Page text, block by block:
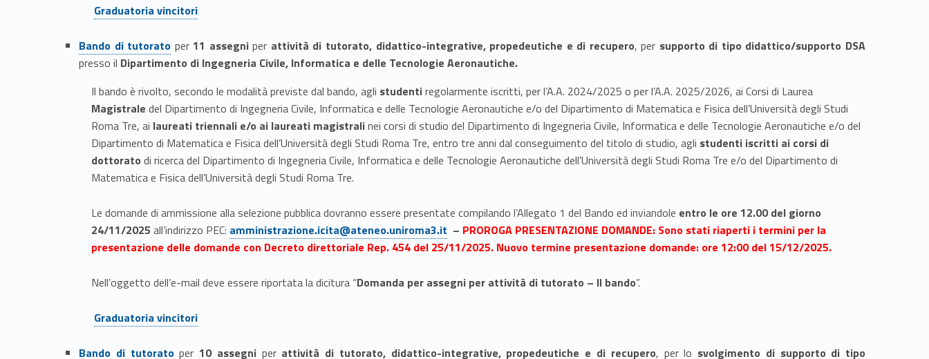
Link identifier #identifier__136190-9
Graduatoria vincitori
Link identifier #identifier__56077-10
Bando di tutorato per 11 assegniper attività di tutorato, didattico-integrative, propedeutiche e di recupero, per supporto di tipo didattico/supporto DSA
presso il Dipartimento di Ingegneria Civile, Informatica e delle Tecnologie Aeronautiche.
Il bando è rivolto, secondo le modalità previste dal bando, agli studentiregolarmente iscritti, per l’A.A. 2024/2025 o per l’A.A. 2025/2026, ai Corsi di Laurea
Magistrale del Dipartimento di Ingegneria Civile, Informatica e delle Tecnologie Aeronautiche e/o del Dipartimento di Matematica e Fisica dell’Università degli Studi
Roma Tre, ai laureati triennali e/o ai laureati magistralinei corsi di studio del Dipartimento di Ingegneria Civile, Informatica e delle Tecnologie Aeronautiche e/o del
Dipartimento di Matematica e Fisica dell’Università degli Studi Roma Tre, entro tre anni dal conseguimento del titolo di studio, agli studenti iscritti ai corsi di
dottorato di ricerca del Dipartimento di Ingegneria Civile, Informatica e delle Tecnologie Aeronautiche dell’Università degli Studi Roma Tre e/o del Dipartimento di
Matematica e Fisica dell’Università degli Studi Roma Tre.
Le domande di ammissione alla selezione pubblica dovranno essere presentate compilando l’Allegato 1 del Bando ed inviandole entro le ore 12.00 del giorno
24/11/2025 all’indirizzo PEC: amministrazione.icita@ateneo.uniroma3.it – PROROGA PRESENTAZIONE DOMANDE: Sono stati riaperti i termini per la
presentazione delle domande con Decreto direttoriale Rep. 454 del 25/11/2025. Nuovo termine presentazione domande: ore 12:00 del 15/12/2025.
Nell’oggetto dell’e-mail deve essere riportata la dicitura “Domanda per assegni per attività di tutorato – II bando”.
Link identifier #identifier__49182-12
Graduatoria vincitori
Link identifier #identifier__169712-13
Bando di tutorato per 10 assegniper attività di tutorato, didattico-integrative, propedeutiche e di recupero, per lo svolgimento di supporto di tipo